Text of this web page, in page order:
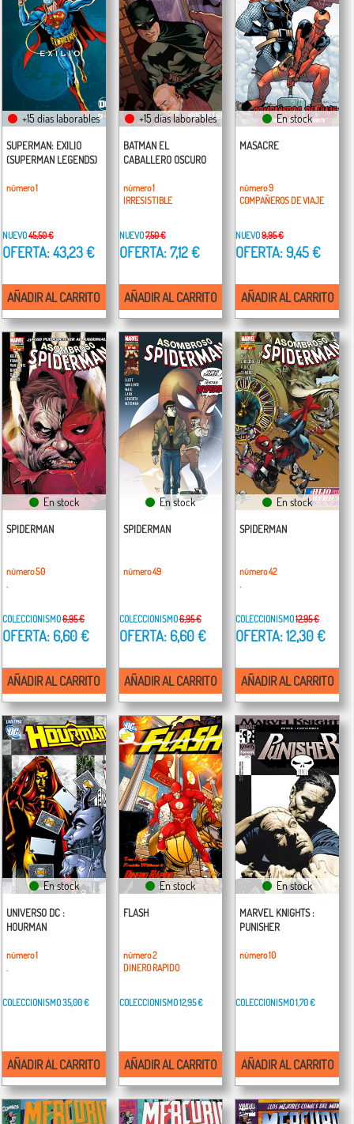
+15 días laborables
SUPERMAN: EXILIO
(SUPERMAN LEGENDS)
número 1
NUEVO45,50 €
OFERTA: 43,23 €
AÑADIR AL CARRITO
+15 días laborables
BATMAN EL
CABALLERO OSCURO
número 1
IRRESISTIBLE
NUEVO7,50 €
OFERTA: 7,12 €
AÑADIR AL CARRITO
En stock
MASACRE
número 9
COMPAÑEROS DE VIAJE
NUEVO9,95 €
OFERTA: 9,45 €
AÑADIR AL CARRITO
En stock
SPIDERMAN
número 50
.
COLECCIONISMO6,95 €
OFERTA: 6,60 €
AÑADIR AL CARRITO
En stock
SPIDERMAN
número 49
COLECCIONISMO6,95 €
OFERTA: 6,60 €
AÑADIR AL CARRITO
En stock
SPIDERMAN
número 42
.
COLECCIONISMO12,95 €
OFERTA: 12,30 €
AÑADIR AL CARRITO
En stock
UNIVERSO DC :
HOURMAN
número 1
.
COLECCIONISMO35,00 €
AÑADIR AL CARRITO
En stock
FLASH
número 2
DINERO RAPIDO
COLECCIONISMO12,95 €
AÑADIR AL CARRITO
En stock
MARVEL KNIGHTS :
PUNISHER
número 10
COLECCIONISMO1,70 €
AÑADIR AL CARRITO